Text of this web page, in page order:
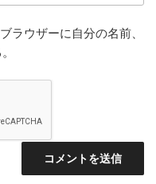
ラウザーに自分の名前、